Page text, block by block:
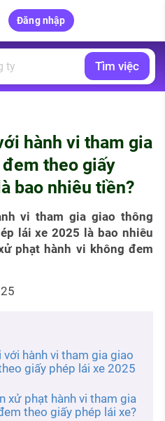
Đăng nhập
Tìm việc
hành vi tham gia
theo giấy
bao nhiêu tiền?
vi tham gia giao thông
lái xe 2025 là bao nhiêu
phạt hành vi không đem
hành vi tham gia giao
giấy phép lái xe 2025
xử phạt hành vi tham gia
theo giấy phép lái xe?